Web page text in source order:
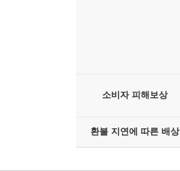
소비자 피해보상
환불 지연에 따른 배상